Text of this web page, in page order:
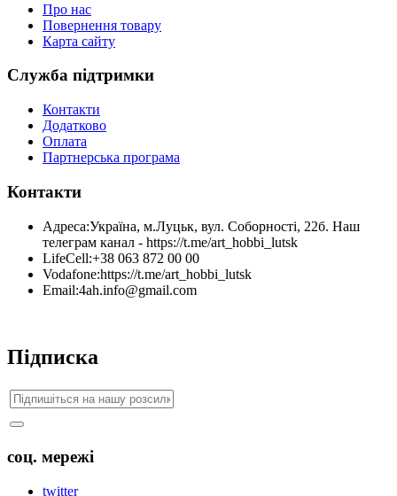
Про нас
Повернення товару
Карта сайту
Служба підтримки
Контакти
Додатково
Оплата
Партнерська програма
Контакти
Адреса:Україна, м.Луцьк, вул. Соборності, 22б. Наш
телеграм канал - https://t.me/art_hobbi_lutsk
LifeCell:+38 063 872 00 00
Vodafone:https://t.me/art_hobbi_lutsk
Email:4ah.info@gmail.com
Підписка
соц. мережі
twitter